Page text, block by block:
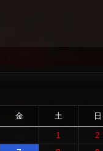
金 土 日
1
2